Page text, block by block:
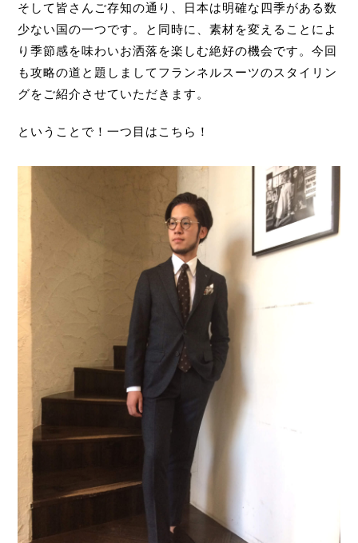
そして皆さんご存知の通り、日本は明確な四季がある数
少ない国の一つです。と同時に、素材を変えることによ
り季節感を味わいお洒落を楽しむ絶好の機会です。今回
も攻略の道と題しましてフランネルスーツのスタイリン
グをご紹介させていただきます。
ということで！一つ目はこちら！